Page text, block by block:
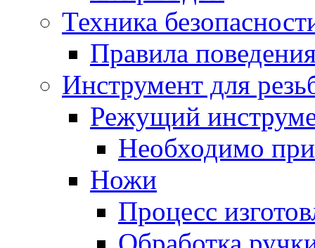
Техника
Правила
Инструмент для
Режущий
Необходимо
Ножи
Процесс